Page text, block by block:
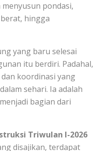
pondasi,
hingga
yang baru selesai
itu berdiri. Padahal,
koordinasi yang
sehari. Ia adalah
bagian dari
Triwulan I-2026
disajikan, terdapat